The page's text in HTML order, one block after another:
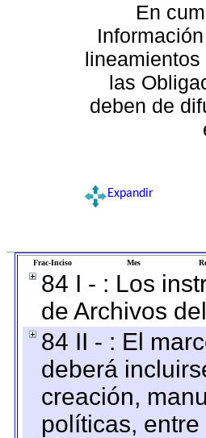
En
las
deben de
Expandir
Frac-Inciso Mes
84 I - : Los
de Archivos
84 II - : El
deberá
creación,
políticas, entre